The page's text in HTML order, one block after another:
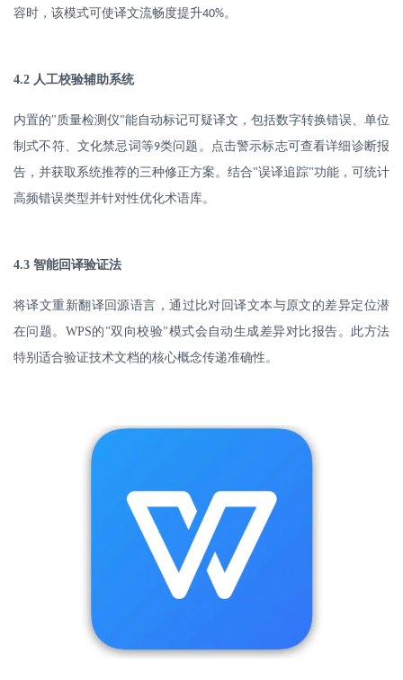
容时，该模式可使译文流畅度提升40%。
4.2 人工校验辅助系统
内置的" 质量检测仪"能自动标记可疑译文，包括数字转换错误、单位
制式不符、文化禁忌词等9类问题。点击警示标志可查看详细诊断报
告，并获取系统推荐的三种修正方案。结合"误译追踪"功能，可统计
高频错误类型并针对性优化术语库。
4.3 智能回译验证法
将译文重新翻译回源语言，通过比对回译文本与原文的差异定位潜
在问题。 WPS的 "双向校验"模式会自动生成差异对比报告。此方法
特别适合验证技术文档的核心概念传递准确性。